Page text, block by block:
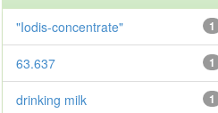
1
"Iodis-concentrate"
1
63.637
1
drinking milk